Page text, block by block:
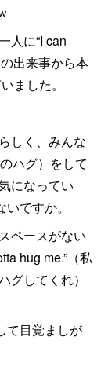
人に“I can
出来事から本
ました。
しく、みんな
ハグ）をして
になってい
ですか。
ペースがない
hug me.”（私
グしてくれ）
て目覚ましが